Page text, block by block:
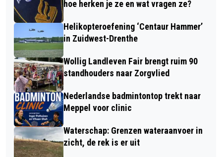
TESTBERICHT
KALENDER
hoe herken je ze en wat vragen ze?
Helikopteroefening ‘Centaur Hammer’
in Zuidwest-Drenthe
Wollig Landleven Fair brengt ruim 90
standhouders naar Zorgvlied
Nederlandse badmintontop trekt naar
Meppel voor clinic
Waterschap: Grenzen wateraanvoer in
zicht, de rek is er uit